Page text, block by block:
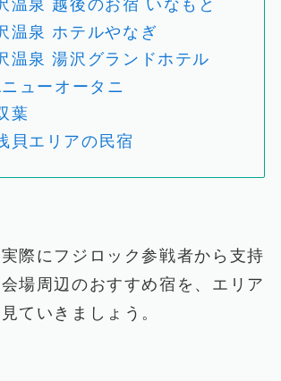
温泉 越後のお宿 いなもと
温泉 ホテルやなぎ
温泉 湯沢グランドホテル
ューオータニ
葉
貝エリアの民宿
際にフジロック参戦者から支持
場周辺のおすすめ宿を、エリア
ていきましょう。